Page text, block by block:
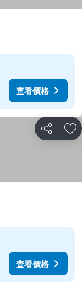
查看價格
分享 放
查看價格